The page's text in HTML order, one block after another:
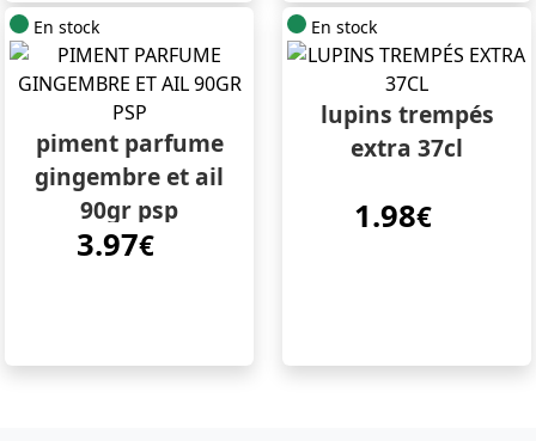
En stock
piment parfume
gingembre et ail
90gr psp
3.97€
En stock
lupins trempés
extra 37cl
1.98€